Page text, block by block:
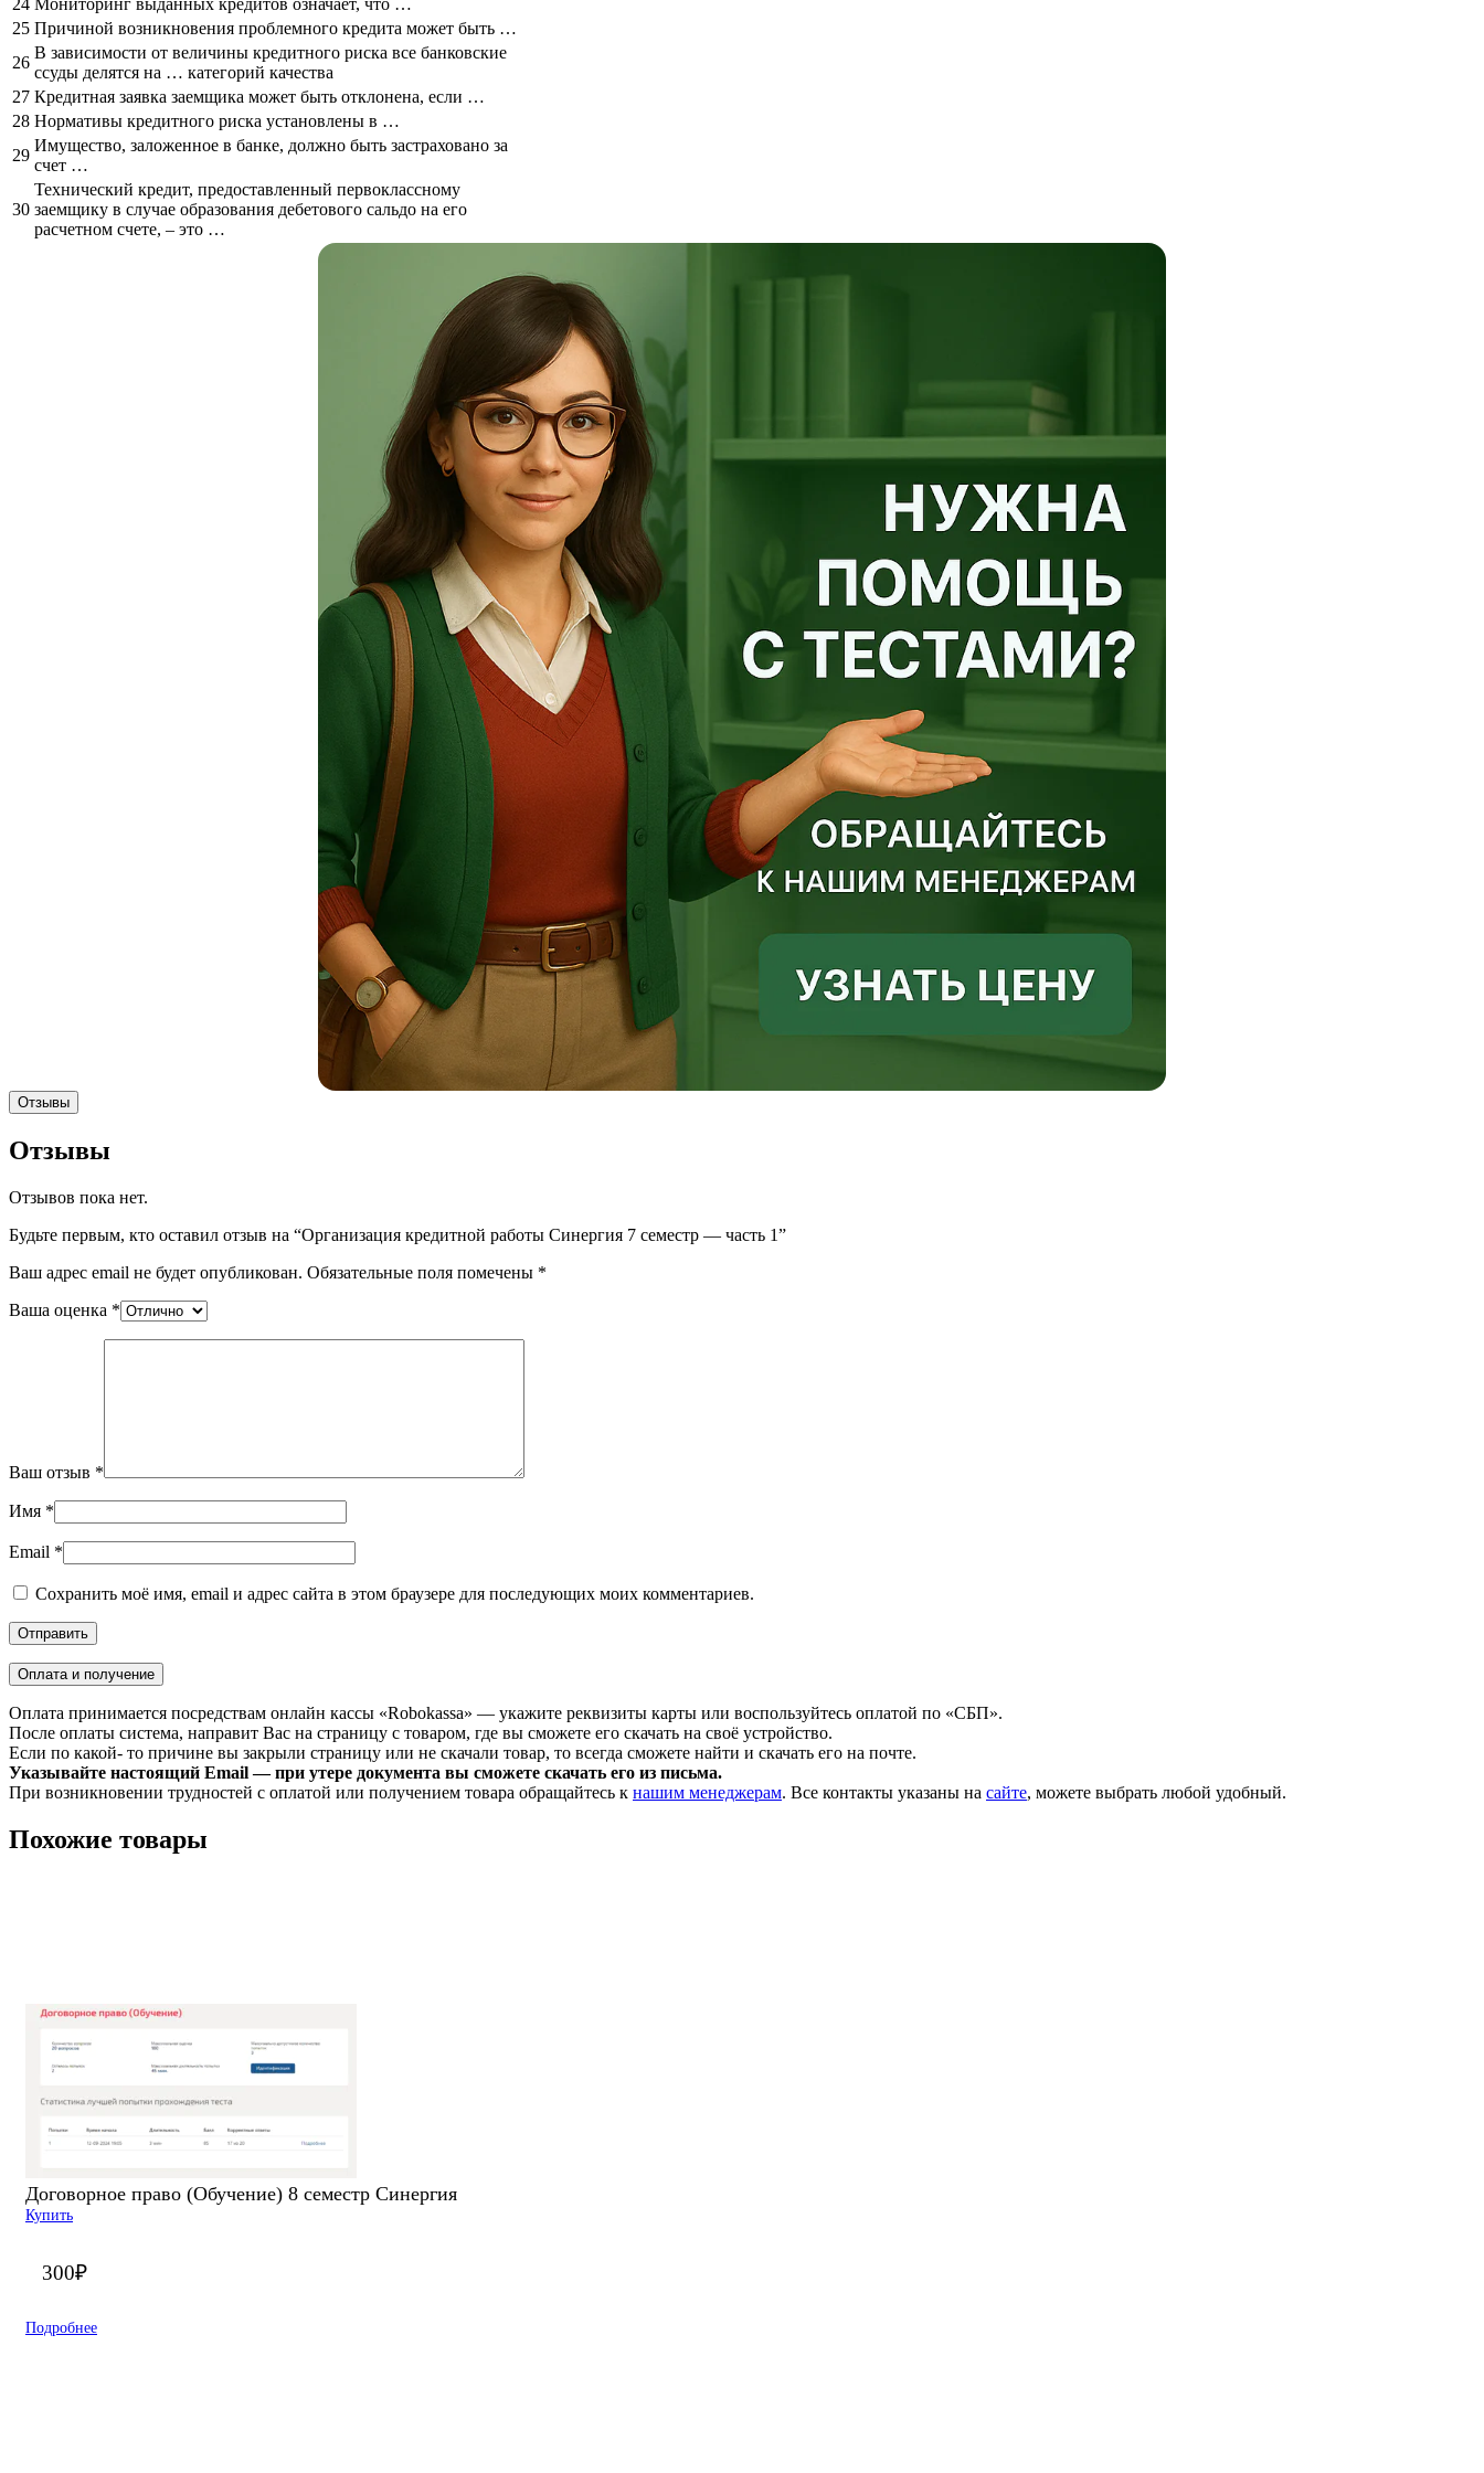
24 Мониторинг выданных кредитов означает, что …
25 Причиной возникновения проблемного кредита может быть …
26
В зависимости от величины кредитного риска все банковские
ссуды делятся на … категорий качества
27 Кредитная заявка заемщика может быть отклонена, если …
28 Нормативы кредитного риска установлены в …
29
Имущество, заложенное в банке, должно быть застраховано за
счет …
30
Технический кредит, предоставленный первоклассному
заемщику в случае образования дебетового сальдо на его
расчетном счете, – это …
Отзывы
Отзывы
Отзывов пока нет.
Будьте первым, кто оставил отзыв на “Организация кредитной работы Синергия 7 семестр — часть 1”
Ваш адрес email не будет опубликован. Обязательные поля помечены *
Ваша оценка *
Ваш отзыв *
Имя *
Email *
Сохранить моё имя, email и адрес сайта в этом браузере для последующих моих комментариев.
Оплата и получение
Оплата принимается посредствам онлайн кассы «Robokassa» — укажите реквизиты карты или воспользуйтесь оплатой по «СБП».
После оплаты система, направит Вас на страницу с товаром, где вы сможете его скачать на своё устройство.
Если по какой- то причине вы закрыли страницу или не скачали товар, то всегда сможете найти и скачать его на почте.
Указывайте настоящий Email — при утере документа вы сможете скачать его из письма.
При возникновении трудностей с оплатой или получением товара обращайтесь к нашим менеджерам. Все контакты указаны на сайте, можете выбрать любой удобный.
Похожие товары
Договорное право (Обучение) 8 семестр Синергия
Купить
300₽
Подробнее